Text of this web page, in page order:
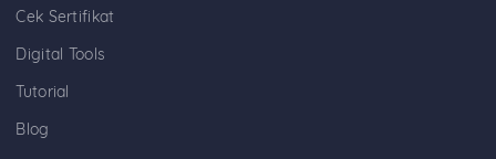
Cek Sertifikat
Digital Tools
Tutorial
Blog